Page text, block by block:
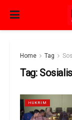
Home Tag
Tag:
HUKRIM